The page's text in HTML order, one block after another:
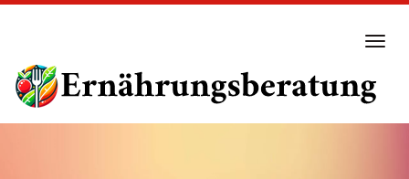
main
content